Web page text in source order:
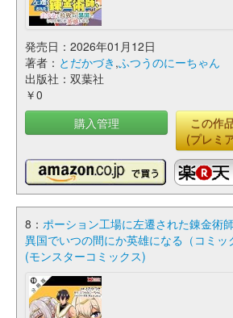
発売日：2026年01月12日
著者： とだかづき ,ふつうのにーちゃん
出版社：双葉社
￥0
購入管理
この作
(プレミ
8： ポーション工場に左遷された錬金術
異国でいつの間にか英雄になる（コミッ
(モンスターコミックス)